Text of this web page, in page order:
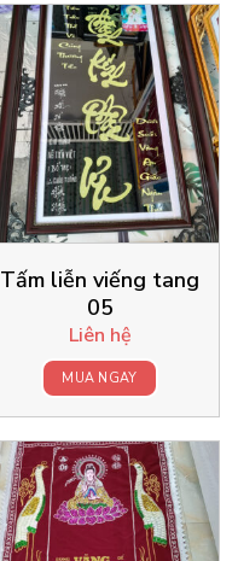
Tấm liễn viếng tang
05
Liên hệ
MUA NGAY